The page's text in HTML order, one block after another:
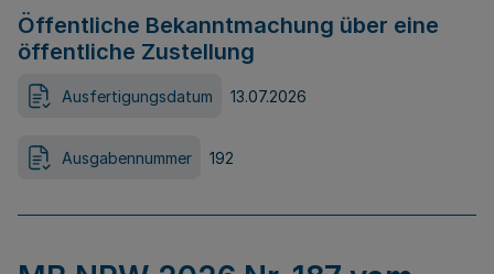
Öffentliche Bekanntmachung über eine
öffentliche Zustellung
Ausfertigungsdatum 13.07.2026
Ausgabennummer 192